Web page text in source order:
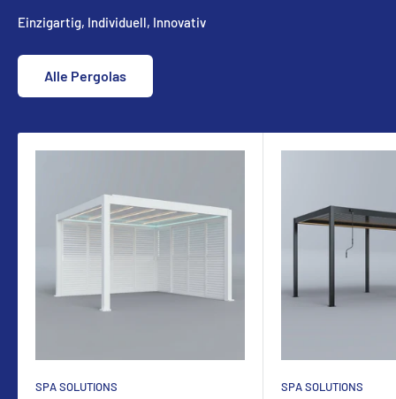
Einzigartig, Individuell, Innovativ
Alle Pergolas
SPA SOLUTIONS SPA SOLUTIONS